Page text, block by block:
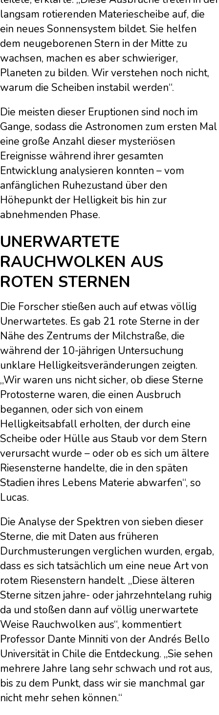
langsam rotierenden Materiescheibe auf, die
ein neues Sonnensystem bildet. Sie helfen
dem neugeborenen Stern in der Mitte zu
wachsen, machen es aber schwieriger,
Planeten zu bilden. Wir verstehen noch nicht,
warum die Scheiben instabil werden“.
Die meisten dieser Eruptionen sind noch im
Gange, sodass die Astronomen zum ersten Mal
eine große Anzahl dieser mysteriösen
Ereignisse während ihrer gesamten
Entwicklung analysieren konnten – vom
anfänglichen Ruhezustand über den
Höhepunkt der Helligkeit bis hin zur
abnehmenden Phase.
UNERWARTETE
RAUCHWOLKEN AUS
ROTEN STERNEN
Die Forscher stießen auch auf etwas völlig
Unerwartetes. Es gab 21 rote Sterne in der
Nähe des Zentrums der Milchstraße, die
während der 10-jährigen Untersuchung
unklare Helligkeitsveränderungen zeigten.
„Wir waren uns nicht sicher, ob diese Sterne
Protosterne waren, die einen Ausbruch
begannen, oder sich von einem
Helligkeitsabfall erholten, der durch eine
Scheibe oder Hülle aus Staub vor dem Stern
verursacht wurde – oder ob es sich um ältere
Riesensterne handelte, die in den späten
Stadien ihres Lebens Materie abwarfen“, so
Lucas.
Die Analyse der Spektren von sieben dieser
Sterne, die mit Daten aus früheren
Durchmusterungen verglichen wurden, ergab,
dass es sich tatsächlich um eine neue Art von
rotem Riesenstern handelt. „Diese älteren
Sterne sitzen jahre- oder jahrzehntelang ruhig
da und stoßen dann auf völlig unerwartete
Weise Rauchwolken aus“, kommentiert
Professor Dante Minniti von der Andrés Bello
Universität in Chile die Entdeckung. „Sie sehen
mehrere Jahre lang sehr schwach und rot aus,
bis zu dem Punkt, dass wir sie manchmal gar
nicht mehr sehen können.“